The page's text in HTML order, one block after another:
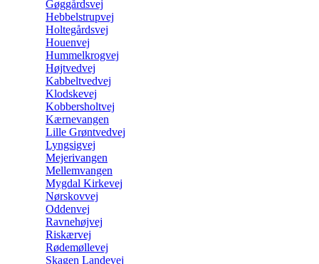
Gøggårdsvej
Hebbelstrupvej
Holtegårdsvej
Houenvej
Hummelkrogvej
Højtvedvej
Kabbeltvedvej
Klodskevej
Kobbersholtvej
Kærnevangen
Lille Grøntvedvej
Lyngsigvej
Mejerivangen
Mellemvangen
Mygdal Kirkevej
Nørskovvej
Oddenvej
Ravnehøjvej
Riskærvej
Rødemøllevej
Skagen Landevej